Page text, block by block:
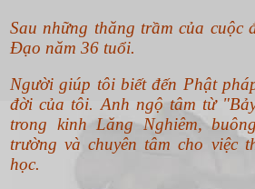
Sau những thăng trầm của cuộc
Đạo năm 36 tuổi.
Người giúp tôi biết đến Phật
đời của tôi. Anh ngộ tâm từ
trong kinh Lăng Nghiêm,
trường và chuyên tâm cho việc
học.